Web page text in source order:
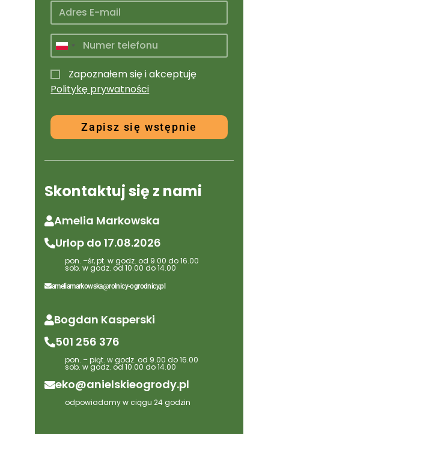
P
l
a
+
Zapoznałem się i akceptuję
Politykę prywatności
Zapisz się wstępnie
Skontaktuj się z nami
Amelia Markowska
Urlop do 17.08.2026
pon. –śr, pt. w godz. od 9.00 do 16.00
sob. w godz. od 10.00 do 14.00
ameliamarkowska@rolnicy-ogrodnicy.pl
Bogdan Kasperski
501 256 376
pon. – piąt. w godz. od 9.00 do 16.00
sob. w godz. od 10.00 do 14.00
eko@anielskieogrody.pl
odpowiadamy w ciągu 24 godzin